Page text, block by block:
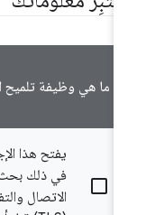
ما هي وظيفة تلميح
يفتح هذا
في ذلك بحث
الاتصال